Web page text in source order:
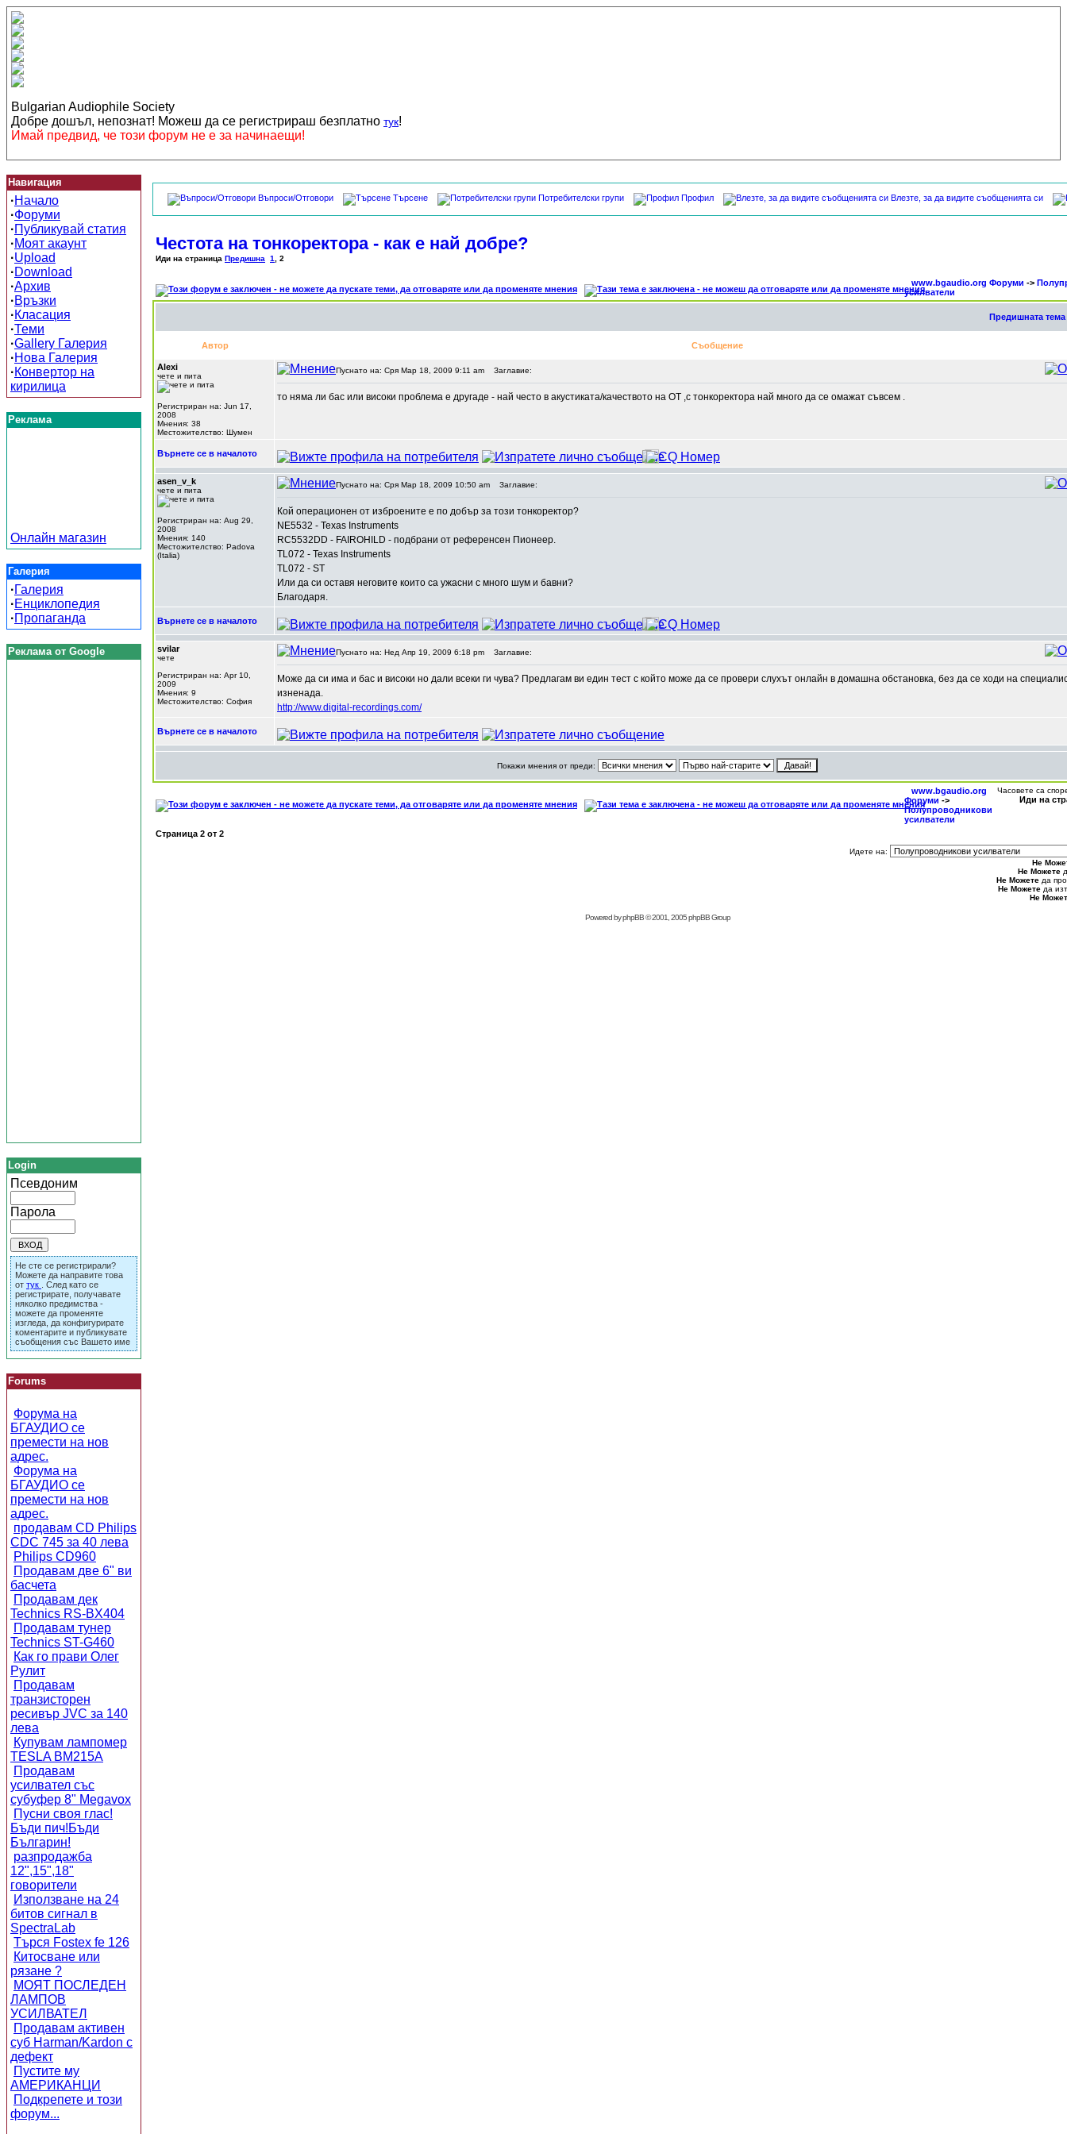
Bulgarian Audiophile Society
Добре дошъл, непознат! Можеш да се регистрираш безплатно тук!
Имай предвид, че този форум не е за начинаещи!
Навигация
·Начало
·Форуми
·Публикувай статия
·Моят акаунт
·Upload
·Download
·Архив
·Връзки
·Класация
·Теми
·Gallery Галерия
·Нова Галерия
·Конвертор на
кирилица
Реклама
Онлайн магазин
Галерия
·Галерия
·Енциклопедия
·Пропаганда
Реклама от Google
Login
Псевдоним
Парола
Не сте се регистрирали?
Можете да направите това
от тук
. След като се
регистрирате, получавате
няколко предимства -
можете да променяте
изгледа, да конфигурирате
коментарите и публикувате
съобщения със Вашето име
Forums
Форума на
БГАУДИО се
премести на нов
адрес.
Форума на
БГАУДИО се
премести на нов
адрес.
продавам CD Philips
CDC 745 за 40 лева
Philips CD960
Продавам две 6" ви
басчета
Продавам дек
Technics RS-BX404
Продавам тунер
Technics ST-G460
Как го прави Олег
Рулит
Продавам
транзисторен
ресивър JVC за 140
лева
Купувам лампомер
TESLA BM215A
Продавам
усилвател със
субуфер 8" Megavox
Пусни своя глас!
Бъди пич!Бъди
Българин!
разпродажба
12",15",18"
говорители
Използване на 24
битов сигнал в
SpectraLab
Търся Fostex fe 126
Китосване или
рязане ?
МОЯТ ПОСЛЕДЕН
ЛАМПОВ
УСИЛВАТЕЛ
Продавам активен
суб Harman/Kardon с
дефект
Пустите му
АМЕРИКАНЦИ
Подкрепете и този
форум...
Въпроси/Отговори Търсене Потребителски групи Профил Влезте, за да видите съобщенията си
Честота на тонкоректора - как е най добре?
Иди на страница Предишна 1 2
www.bgaudio.org Форуми ->
усилватели
Предишната тема
Автор Съобщение
Alexi
чете и пита
Регистриран на: Jun 17,
2008
Мнения: 38
Местожителство: Шумен
Пуснато на: Сря Мар 18, 2009 9:11 am Заглавие:
то няма ли бас или високи проблема е другаде - най често в акустиката/качеството на ОТ ,с тонкоректора най много да се омажат съвсем .
Върнете се в началото
asen_v_k
чете и пита
Регистриран на: Aug 29,
2008
Мнения: 140
Местожителство: Padova
(Italia)
Пуснато на: Сря Мар 18, 2009 10:50 am Заглавие:
Кой операционен от изброените е по добър за този тонкоректор?
NE5532 - Texas Instruments
RC5532DD - FAIROHILD - подбрани от референсен Пионеер.
TL072 - Texas Instruments
TL072 - ST
Или да си оставя неговите които са ужасни с много шум и бавни?
Благодаря.
Върнете се в началото
svilar
чете
Регистриран на: Apr 10,
2009
Мнения: 9
Местожителство: София
Пуснато на: Нед Апр 19, 2009 6:18 pm Заглавие:
Може да си има и бас и високи но дали всеки ги чува? Предлагам ви един тест с който може да се провери слухът онлайн в домашна обстановка, без да се ходи на
изненада.
http://www.digital-recordings.com/
Върнете се в началото
Покажи мнения от преди:
www.bgaudio.org
Форуми ->
Полупроводникови
усилватели
Часовете са
Иди на
Страница 2 от 2
Идете на:
Не
Не Можете
Не Можете да
Не Можете да
Не
Powered byphpBB© 2001, 2005 phpBB Group